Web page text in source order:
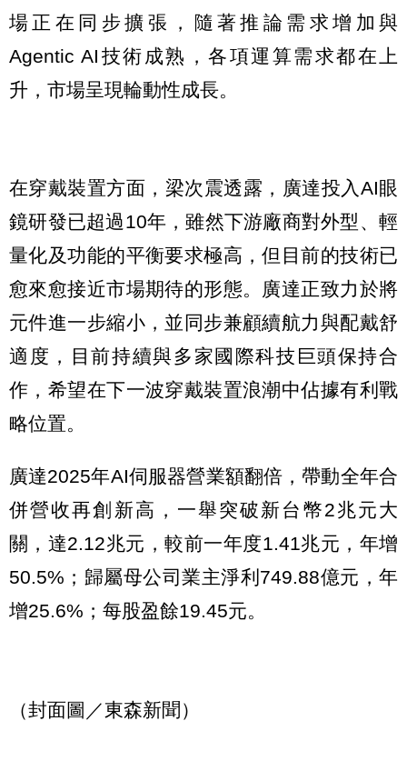
場正在同步擴張，隨著推論需求增加與
Agentic AI技術成熟，各項運算需求都在上
升，市場呈現輪動性成長。
在穿戴裝置方面，梁次震透露，廣達投入AI眼
鏡研發已超過10年，雖然下游廠商對外型、輕
量化及功能的平衡要求極高，但目前的技術已
愈來愈接近市場期待的形態。廣達正致力於將
元件進一步縮小，並同步兼顧續航力與配戴舒
適度，目前持續與多家國際科技巨頭保持合
作，希望在下一波穿戴裝置浪潮中佔據有利戰
略位置。
廣達2025年AI伺服器營業額翻倍，帶動全年合
併營收再創新高，一舉突破新台幣2兆元大
關，達2.12兆元，較前一年度1.41兆元，年增
50.5%；歸屬母公司業主淨利749.88億元，年
增25.6%；每股盈餘19.45元。
（封面圖／東森新聞）